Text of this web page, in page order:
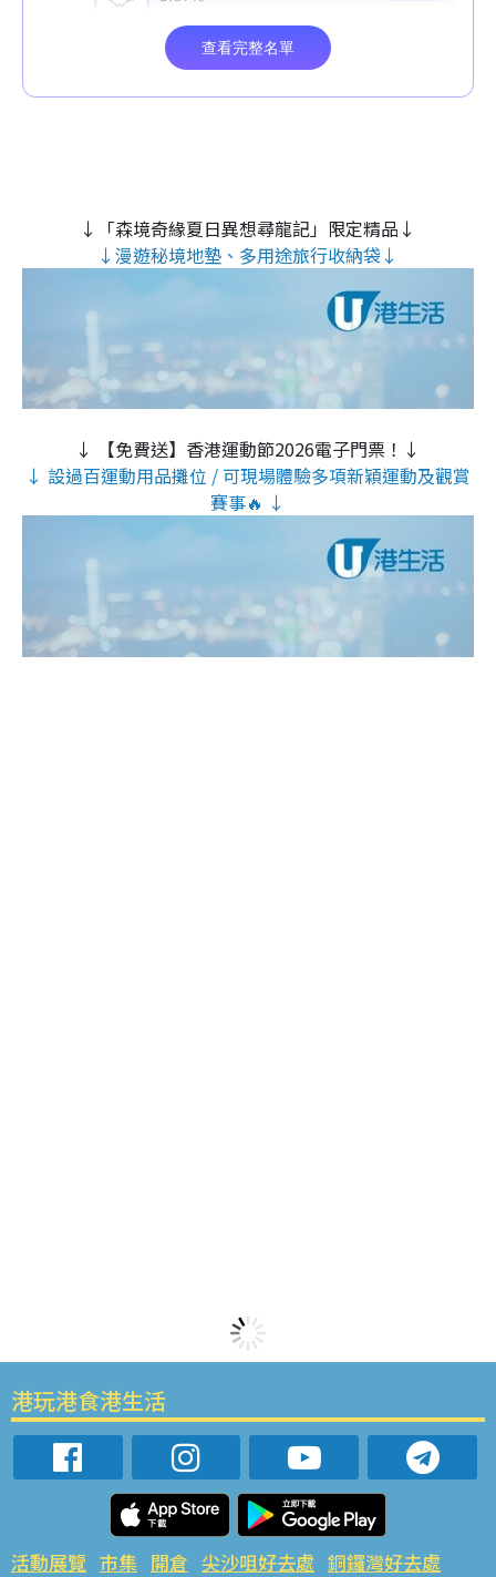
↓「森境奇緣夏日異想尋龍記」限定精品↓
↓漫遊秘境地墊、多用途旅行收納袋↓
↓ 【免費送】香港運動節2026電子門票！↓
↓ 設過百運動用品攤位 / 可現場體驗多項新穎運動及觀賞
賽事🔥 ↓
港玩港食港生活
活動展覽 市集 開倉 尖沙咀好去處 銅鑼灣好去處